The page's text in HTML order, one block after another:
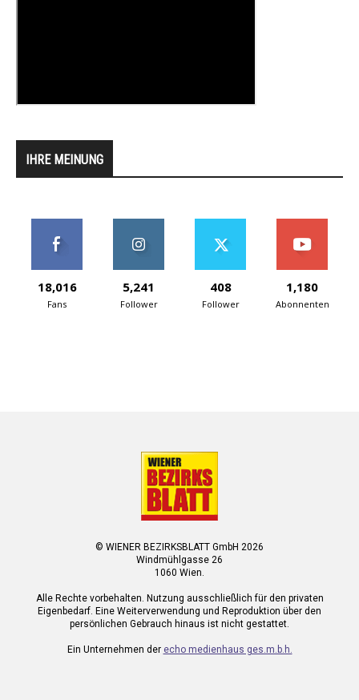
IHRE MEINUNG
18,016
Fans
5,241
Follower
408
Follower
1,180
Abonnenten
© WIENER BEZIRKSBLATT GmbH 2026
Windmühlgasse 26
1060 Wien.
Alle Rechte vorbehalten. Nutzung ausschließlich für den privaten
Eigenbedarf. Eine Weiterverwendung und Reproduktion über den
persönlichen Gebrauch hinaus ist nicht gestattet.
Ein Unternehmen der echo medienhaus ges.m.b.h.